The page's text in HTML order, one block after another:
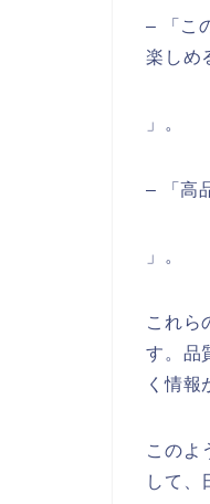
– 「こ
楽しめ
」。
– 「高
」。
これら
す。品
く情報
このよ
して、